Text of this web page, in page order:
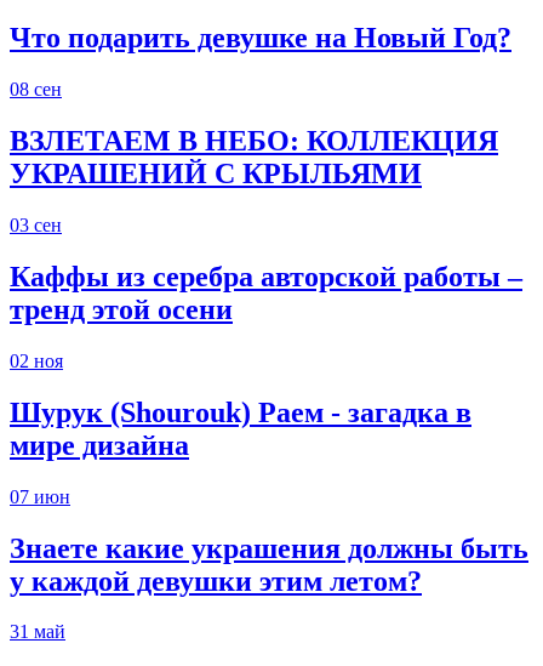
Что подарить девушке на Новый Год?
08 сен
ВЗЛЕТАЕМ В НЕБО: КОЛЛЕКЦИЯ
УКРАШЕНИЙ С КРЫЛЬЯМИ
03 сен
Каффы из серебра авторской работы –
тренд этой осени
02 ноя
Шурук (Shourouk) Раем - загадка в
мире дизайна
07 июн
Знаете какие украшения должны быть
у каждой девушки этим летом?
31 май